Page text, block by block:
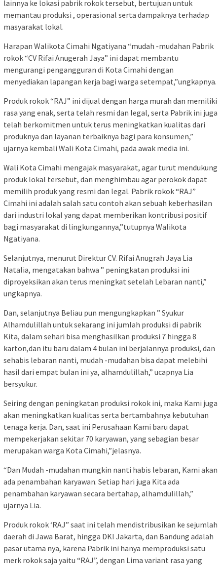
lainnya ke lokasi pabrik rokok tersebut, bertujuan untuk
memantau produksi , operasional serta dampaknya terhadap
masyarakat lokal.
Harapan Walikota Cimahi Ngatiyana “mudah -mudahan Pabrik
rokok “CV Rifai Anugerah Jaya” ini dapat membantu
mengurangi pengangguran di Kota Cimahi dengan
menyediakan lapangan kerja bagi warga setempat,”ungkapnya.
Produk rokok “RAJ” ini dijual dengan harga murah dan memiliki
rasa yang enak, serta telah resmi dan legal, serta Pabrik ini juga
telah berkomitmen untuk terus meningkatkan kualitas dari
produknya dan layanan terbaiknya bagi para konsumen,”
ujarnya kembali Wali Kota Cimahi, pada awak media ini.
Wali Kota Cimahi mengajak masyarakat, agar turut mendukung
produk lokal tersebut, dan menghimbau agar perokok dapat
memilih produk yang resmi dan legal. Pabrik rokok “RAJ”
Cimahi ini adalah salah satu contoh akan sebuah keberhasilan
dari industri lokal yang dapat memberikan kontribusi positif
bagi masyarakat di lingkungannya,”tutupnya Walikota
Ngatiyana.
Selanjutnya, menurut Direktur CV. Rifai Anugrah Jaya Lia
Natalia, mengatakan bahwa ” peningkatan produksi ini
diproyeksikan akan terus meningkat setelah Lebaran nanti,”
ungkapnya.
Dan, selanjutnya Beliau pun mengungkapkan ” Syukur
Alhamdulillah untuk sekarang ini jumlah produksi di pabrik
Kita, dalam sehari bisa menghasilkan produksi 7 hingga 8
karton,dan itu baru dalam 4 bulan ini berjalannya produksi, dan
sehabis lebaran nanti, mudah -mudahan bisa dapat melebihi
hasil dari empat bulan ini ya, alhamdulillah,” ucapnya Lia
bersyukur.
Seiring dengan peningkatan produksi rokok ini, maka Kami juga
akan meningkatkan kualitas serta bertambahnya kebutuhan
tenaga kerja. Dan, saat ini Perusahaan Kami baru dapat
mempekerjakan sekitar 70 karyawan, yang sebagian besar
merupakan warga Kota Cimahi,”jelasnya.
“Dan Mudah -mudahan mungkin nanti habis lebaran, Kami akan
ada penambahan karyawan. Setiap hari juga Kita ada
penambahan karyawan secara bertahap, alhamdulillah,”
ujarnya Lia.
Produk rokok ‘RAJ” saat ini telah mendistribusikan ke sejumlah
daerah di Jawa Barat, hingga DKI Jakarta, dan Bandung adalah
pasar utama nya, karena Pabrik ini hanya memproduksi satu
merk rokok saja yaitu “RAJ”, dengan Lima variant rasa yang